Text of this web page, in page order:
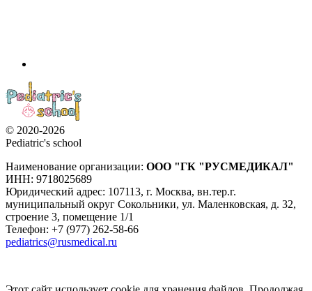
© 2020-2026
Pediatric's school
Наименование организации: ООО "ГК "РУСМЕДИКАЛ"
ИНН: 9718025689
Юридический адрес: 107113, г. Москва, вн.тер.г.
муниципальный округ Сокольники, ул. Маленковская, д. 32,
строение 3, помещение 1/1
Телефон: +7 (977) 262-58-66
pediatrics@rusmedical.ru